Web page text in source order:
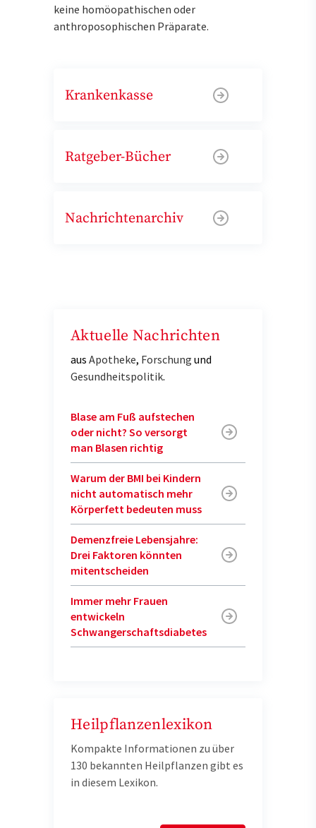
keine homöopathischen oder
anthroposophischen Präparate.
Krankenkasse
Ratgeber-Bücher
Nachrichtenarchiv
Aktuelle Nachrichten
aus Apotheke, Forschung und
Gesundheitspolitik.
Blase am Fuß aufstechen
oder nicht? So versorgt
man Blasen richtig
Warum der BMI bei Kindern
nicht automatisch mehr
Körperfett bedeuten muss
Demenzfreie Lebensjahre:
Drei Faktoren könnten
mitentscheiden
Immer mehr Frauen
entwickeln
Schwangerschaftsdiabetes
Heilpflanzenlexikon
Kompakte Informationen zu über
130 bekannten Heilpflanzen gibt es
in diesem Lexikon.